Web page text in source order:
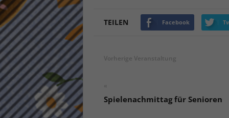
TEILEN Facebook
Vorherige Veranstaltung
«
Spielenachmittag für Senioren